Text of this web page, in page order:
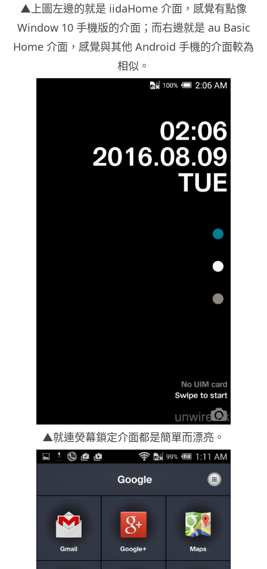
▲上圖左邊的就是 iidaHome 介面，感覺有點像
Window 10 手機版的介面；而右邊就是 au Basic
Home 介面，感覺與其他 Android 手機的介面較為
相似。
▲就連熒幕鎖定介面都是簡單而漂亮。